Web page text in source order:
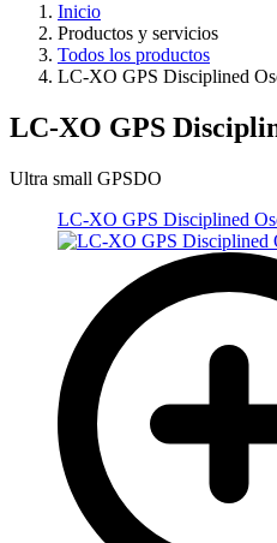
Inicio
Productos y servicios
Todos los productos
LC-XO GPS Disciplined
LC-XO GPS
Ultra small GPSDO
LC-XO GPS Disciplined